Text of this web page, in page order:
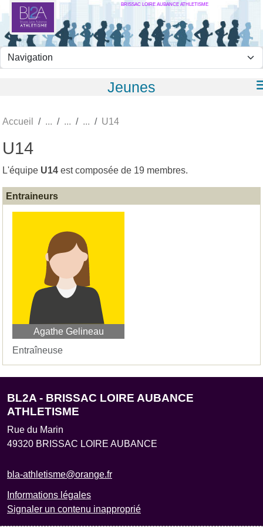
BRISSAC LOIRE AUBANCE ATHLETISME
Jeunes
Accueil U14
U14
L'équipe U14 est composée de 19 membres.
Entraineurs
Agathe Gelineau
Entraîneuse
BL2A - BRISSAC LOIRE AUBANCE
ATHLETISME
Rue du Marin
49320 BRISSAC LOIRE AUBANCE
bla-athletisme@orange.fr
Informations légales
Signaler un contenu inapproprié
Panneau de gestion des cookies